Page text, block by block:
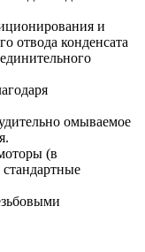
и
отвода конденсата
омываемое
(в